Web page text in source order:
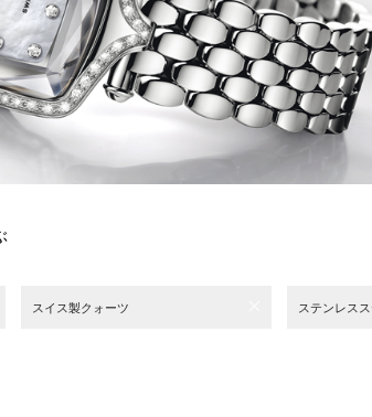
スイス製クォーツ ステンレス